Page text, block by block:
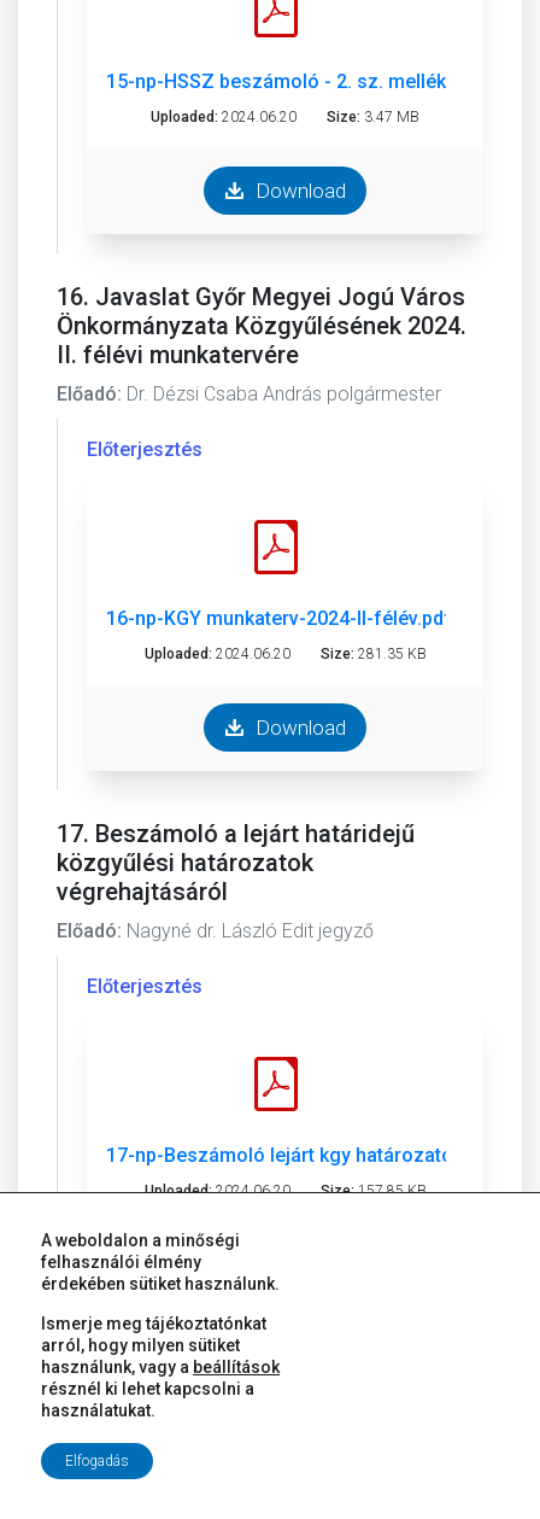
15-np-HSSZ beszámoló - 2. sz. melléklet.pdf
Uploaded: 2024.06.20 Size: 3.47 MB
Download
16. Javaslat Győr Megyei Jogú Város
Önkormányzata Közgyűlésének 2024.
II. félévi munkatervére
Előadó: Dr. Dézsi Csaba András polgármester
Előterjesztés
16-np-KGY munkaterv-2024-II-félév.pdf
Uploaded: 2024.06.20 Size: 281.35 KB
Download
17. Beszámoló a lejárt határidejű
közgyűlési határozatok
végrehajtásáról
Előadó: Nagyné dr. László Edit jegyző
Előterjesztés
17-np-Beszámoló lejárt kgy határozatok.pdf
Uploaded:2024.06.20 Size:157.85 KB
18. Tájékoztató a Közgyűlés által a
polgármesterre átruházott
Előadó:Dr. Dézsi Csaba András polgármester
A weboldalon a minőségi
felhasználói élmény
érdekében sütiket használunk.
Ismerje meg tájékoztatónkat
arról, hogy milyen sütiket
használunk, vagy a beállítások
résznél ki lehet kapcsolni a
használatukat.
Elfogadás